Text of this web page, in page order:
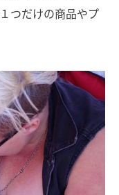
つだけの商品やプ